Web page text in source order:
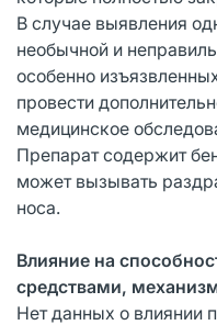
В случае выявления
необычной и
особенно
провести
медицинское
Препарат содержит
может вызывать
носа.
Влияние на
средствами,
Нет данных о влиянии